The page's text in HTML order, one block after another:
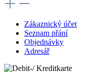
Zákaznický účet
Seznam přání
Objednávky
Adresář